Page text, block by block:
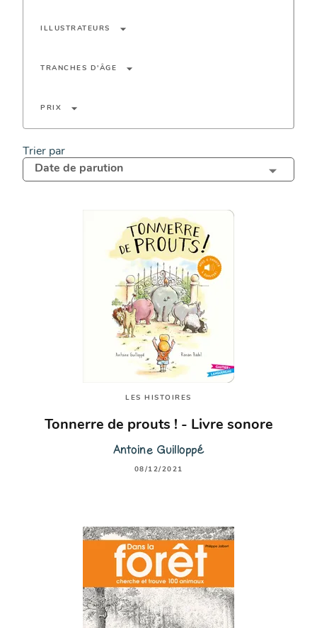
ILLUSTRATEURS arrow_drop_down
TRANCHES D'ÂGE arrow_drop_down
PRIX arrow_drop_down
Trier par
Date de parution
LES HISTOIRES
Tonnerre de prouts ! - Livre sonore
Antoine Guilloppé
08/12/2021